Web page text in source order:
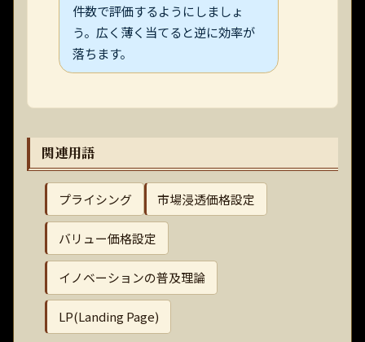
件数で評価するようにしましょ
う。広く薄く当てると逆に効率が
落ちます。
関連用語
プライシング 市場浸透価格設定
バリュー価格設定
イノベーションの普及理論
LP(Landing Page)